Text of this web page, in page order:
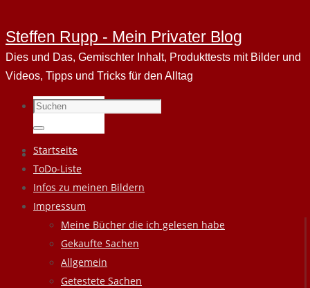
Steffen Rupp - Mein Privater Blog
Dies und Das, Gemischter Inhalt, Produkttests mit Bilder und
Videos, Tipps und Tricks für den Alltag
Suchen
nach:
Suchen
Zum
Inhalt
springen
Startseite
ToDo-Liste
Infos zu meinen Bildern
Impressum
Meine Bücher die ich gelesen habe
Gekaufte Sachen
Allgemein
Getestete Sachen